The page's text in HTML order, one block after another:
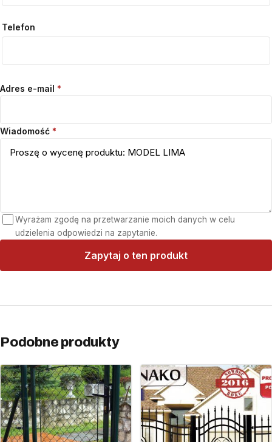
Telefon
Adres e-mail *
Wiadomość *
Wyrażam zgodę na przetwarzanie moich danych w celu
udzielenia odpowiedzi na zapytanie.
Zapytaj o ten produkt
Podobne produkty